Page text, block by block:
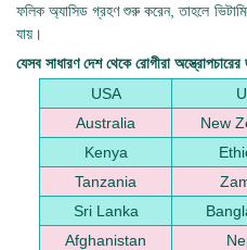
ফলিক অ্যাসিড গ্রহণ শুরু করেন, তাহলে
যায়।
যেসব সাধারণ দেশ থেকে রোগীরা
USA
Australia
New
Kenya
Tanzania
Sri Lanka
Afghanistan